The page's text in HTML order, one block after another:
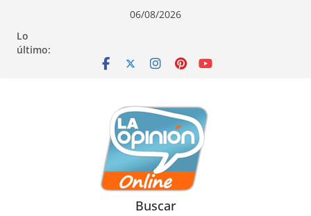
contenido
navegación
contenido
06/08/2026
Lo
último:
Buscar